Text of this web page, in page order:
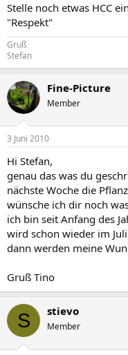
Stelle noch etwas HCC
"Respekt"
Gruß
Stefan
Fine-Picture
Member
3 Juni 2010
Hi Stefan,
genau das was du
nächste Woche die
wünsche ich dir noch
ich bin seit Anfang des
wird schon wieder im
dann werden meine
Gruß Tino
S stievo
Member